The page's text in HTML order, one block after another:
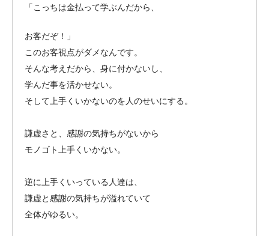
「こっちは金払って学ぶんだから、
お客だぞ！」
このお客視点がダメなんです。
そんな考えだから、身に付かないし、
学んだ事を活かせない。
そして上手くいかないのを人のせいにする。
謙虚さと、感謝の気持ちがないから
モノゴト上手くいかない。
逆に上手くいっている人達は、
謙虚と感謝の気持ちが溢れていて
全体がゆるい。